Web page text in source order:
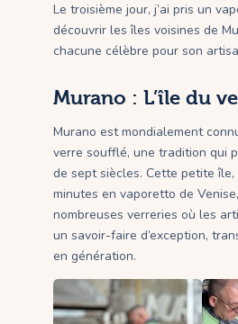
Le troisième jour, j’ai pris un
découvrir les îles voisines de
chacune célèbre pour son
Murano : L’île du
Murano est mondialement
verre soufflé, une tradition qui
de sept siècles. Cette petite
minutes en vaporetto de
nombreuses verreries où les
un savoir-faire d’exception,
en génération.